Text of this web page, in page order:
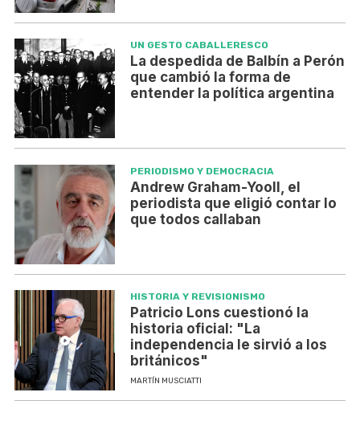
UN GESTO CABALLERESCO
La despedida de Balbín a Perón
que cambió la forma de
entender la política argentina
PERIODISMO Y DEMOCRACIA
Andrew Graham-Yooll, el
periodista que eligió contar lo
que todos callaban
HISTORIA Y REVISIONISMO
Patricio Lons cuestionó la
historia oficial: "La
independencia le sirvió a los
británicos"
MARTÍN MUSCIATTI